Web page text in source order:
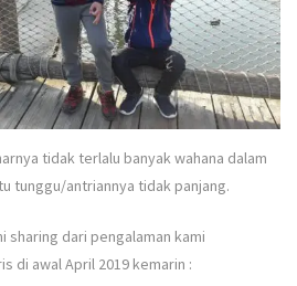
tidak terlalu banyak wahana dalam
tunggu/antriannya tidak panjang.
sharing dari pengalaman kami
di awal April 2019 kemarin :